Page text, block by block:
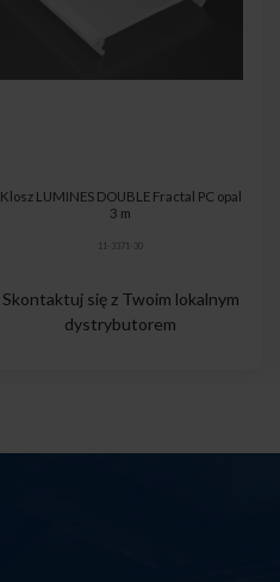
Klosz LUMINES DOUBLE Fractal PC opal
3 m
11-3371-30
Skontaktuj się z Twoim lokalnym
dystrybutorem